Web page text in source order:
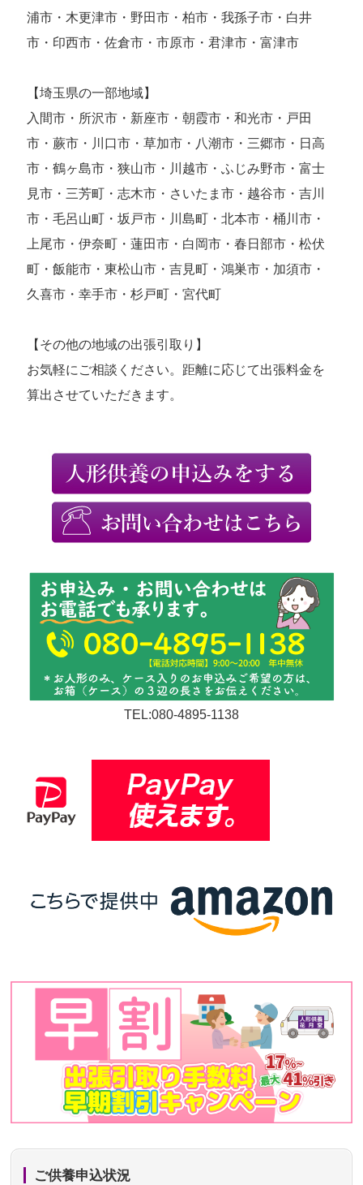
浦市・木更津市・野田市・柏市・我孫子市・白井
市・印西市・佐倉市・市原市・君津市・富津市
【埼玉県の一部地域】
入間市・所沢市・新座市・朝霞市・和光市・戸田
市・蕨市・川口市・草加市・八潮市・三郷市・日高
市・鶴ヶ島市・狭山市・川越市・ふじみ野市・富士
見市・三芳町・志木市・さいたま市・越谷市・吉川
市・毛呂山町・坂戸市・川島町・北本市・桶川市・
上尾市・伊奈町・蓮田市・白岡市・春日部市・松伏
町・飯能市・東松山市・吉見町・鴻巣市・加須市・
久喜市・幸手市・杉戸町・宮代町
【その他の地域の出張引取り】
お気軽にご相談ください。距離に応じて出張料金を
算出させていただきます。
TEL:080-4895-1138
ご供養申込状況